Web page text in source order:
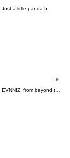
Just a little panda 5
EVNNIZ, from beyond the stars